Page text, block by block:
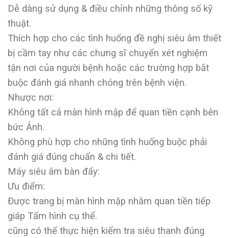
Dễ dàng sử dụng & điều chỉnh những thông số kỹ
thuật.
Thích hợp cho các tình huống đề nghị siêu âm thiết
bị cầm tay như các chưng sĩ chuyển xét nghiệm
tận nơi của người bệnh hoặc các trường hợp bắt
buộc đánh giá nhanh chóng trên bệnh viện.
Nhược nơi:
Không tất cả màn hình mập để quan tiền cạnh bên
bức Ảnh.
Không phù hợp cho những tình huống buộc phải
đánh giá đúng chuẩn & chi tiết.
Máy siêu âm bàn đẩy:
Ưu điểm:
Được trang bị màn hình mập nhằm quan tiền tiếp
giáp Tấm hình cụ thể.
cũng có thể thực hiện kiểm tra siêu thanh đúng